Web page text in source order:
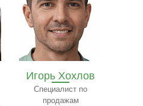
Игорь Хохлов
Специалист по
продажам